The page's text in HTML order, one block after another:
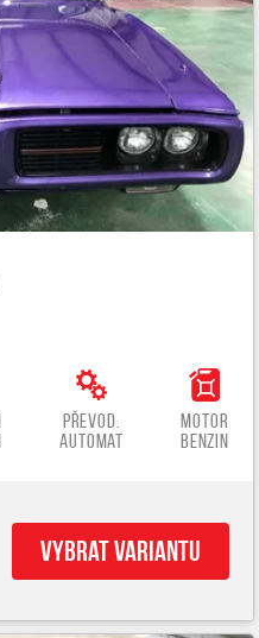
Převod.
automat
Motor
benzin
Vybrat variantu